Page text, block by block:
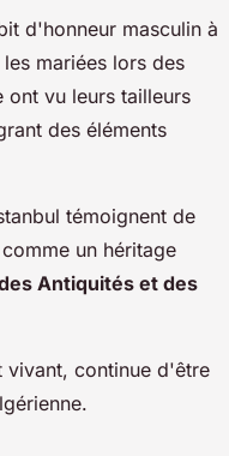
d'honneur masculin à
mariées lors des
ont vu leurs tailleurs
des éléments
témoignent de
un héritage
Antiquités et des
vivant, continue d'être